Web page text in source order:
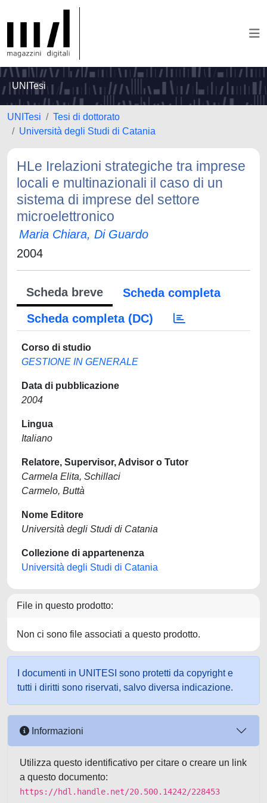
UNITesi
UNITesi
Tesi di dottorato
Università degli Studi di Catania
HLe Irelazioni strategiche tra imprese
locali e multinazionali il caso di un
sistema di imprese del settore
microelettronico
Maria Chiara, Di Guardo
2004
Scheda breve
Scheda completa
Scheda completa (DC)
Corso di studio
GESTIONE IN GENERALE
Data di pubblicazione
2004
Lingua
Italiano
Relatore, Supervisor, Advisor o Tutor
Carmela Elita, Schillaci
Carmelo, Buttà
Nome Editore
Università degli Studi di Catania
Collezione di appartenenza
Università degli Studi di Catania
File in questo prodotto:
Non ci sono file associati a questo prodotto.
I documenti in UNITESI sono protetti da copyright e
tutti i diritti sono riservati, salvo diversa indicazione.
Informazioni
Utilizza questo identificativo per citare o creare un link
a questo documento:
https://hdl.handle.net/20.500.14242/228453